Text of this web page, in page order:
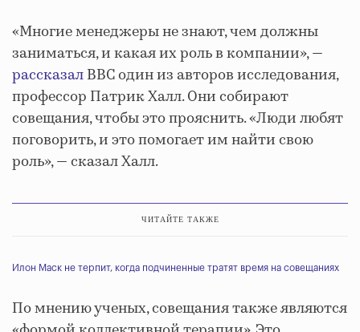
«Многие менеджеры не знают, чем должны
заниматься, и какая их роль в компании», —
рассказалВВС один из авторов исследования,
профессор Патрик Халл. Они собирают
совещания, чтобы это прояснить. «Люди любят
поговорить, и это помогает им найти свою
роль», — сказал Халл.
ЧИТАЙТЕ ТАКЖЕ
Илон Маск не терпит, когда подчиненные тратят время на совещаниях
По мнению ученых, совещания также являются